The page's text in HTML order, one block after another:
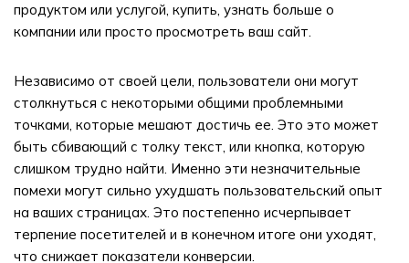
продуктом или услугой, купить, узнать больше о
компании или просто просмотреть ваш сайт.
Независимо от своей цели, пользователи они могут
столкнуться с некоторыми общими проблемными
точками, которые мешают достичь ее. Это это может
быть сбивающий с толку текст, или кнопка, которую
слишком трудно найти. Именно эти незначительные
помехи могут сильно ухудшать пользовательский опыт
на ваших страницах. Это постепенно исчерпывает
терпение посетителей и в конечном итоге они уходят,
что снижает показатели конверсии.